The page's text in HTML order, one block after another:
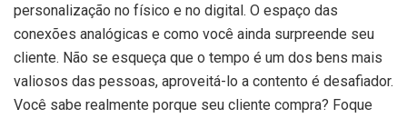
personalização no físico e no digital. O espaço das
conexões analógicas e como você ainda surpreende seu
cliente. Não se esqueça que o tempo é um dos bens mais
valiosos das pessoas, aproveitá-lo a contento é desafiador.
Você sabe realmente porque seu cliente compra? Foque